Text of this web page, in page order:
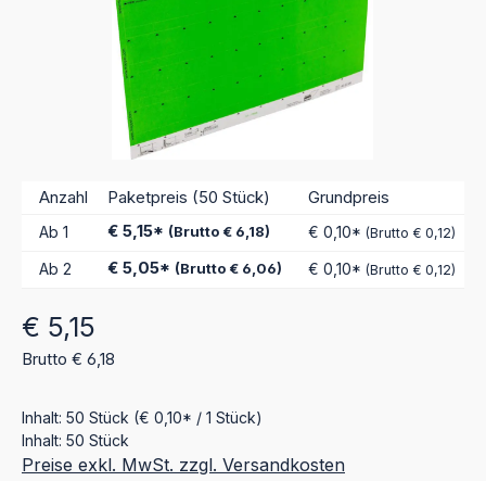
Anzahl Paketpreis (50 Stück) Grundpreis
Ab 1 € 5,15* (Brutto € 6,18) € 0,10* (Brutto € 0,12)
Ab 2 € 5,05* (Brutto € 6,06) € 0,10* (Brutto € 0,12)
Regulärer Preis:
€ 5,15
Brutto € 6,18
Inhalt: 50 Stück (€ 0,10* / 1 Stück)
Inhalt: 50 Stück
Preise exkl. MwSt. zzgl. Versandkosten